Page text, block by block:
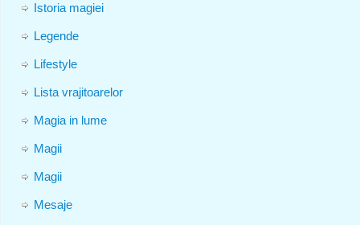
Istoria magiei
Legende
Lifestyle
Lista vrajitoarelor
Magia in lume
Magii
Magii
Mesaje